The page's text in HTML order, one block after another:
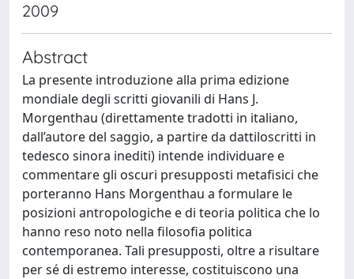
2009
Abstract
La presente introduzione alla prima edizione
mondiale degli scritti giovanili di Hans J.
Morgenthau (direttamente tradotti in italiano,
dall’autore del saggio, a partire da dattiloscritti in
tedesco sinora inediti) intende individuare e
commentare gli oscuri presupposti metafisici che
porteranno Hans Morgenthau a formulare le
posizioni antropologiche e di teoria politica che lo
hanno reso noto nella filosofia politica
contemporanea. Tali presupposti, oltre a risultare
per sé di estremo interesse, costituiscono una